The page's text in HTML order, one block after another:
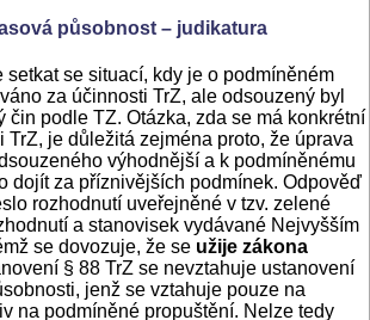
působnost – judikatura
setkat se situací, kdy je o podmíněném
za účinnosti TrZ, ale odsouzený byl
čin podle TZ. Otázka, zda se má konkrétní
TrZ, je důležitá zejména proto, že úprava
výhodnější a k podmíněnému
dojít za příznivějších podmínek. Odpověď
rozhodnutí uveřejněné v tzv. zelené
a stanovisek vydávané Nejvyšším
se dovozuje, že se užije zákona
§ 88 TrZ se nevztahuje ustanovení
jenž se vztahuje pouze na
na podmíněné propuštění. Nelze tedy